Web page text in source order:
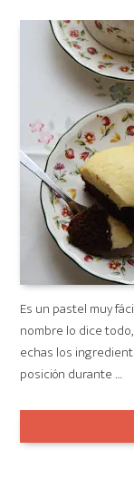
Es un pastel muy
nombre lo dice
echas los
posición durante …